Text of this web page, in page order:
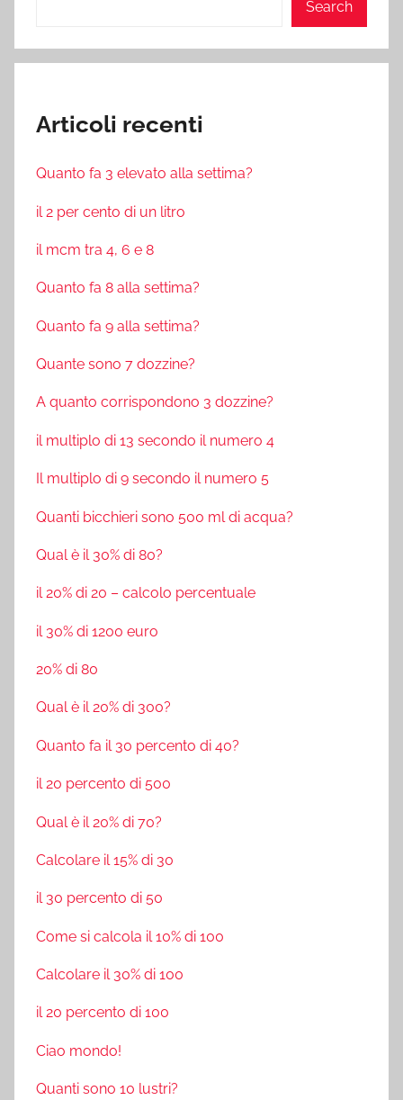
Search
Articoli recenti
Quanto fa 3 elevato alla settima?
il 2 per cento di un litro
il mcm tra 4, 6 e 8
Quanto fa 8 alla settima?
Quanto fa 9 alla settima?
Quante sono 7 dozzine?
A quanto corrispondono 3 dozzine?
il multiplo di 13 secondo il numero 4
Il multiplo di 9 secondo il numero 5
Quanti bicchieri sono 500 ml di acqua?
Qual è il 30% di 80?
il 20% di 20 – calcolo percentuale
il 30% di 1200 euro
20% di 80
Qual è il 20% di 300?
Quanto fa il 30 percento di 40?
il 20 percento di 500
Qual è il 20% di 70?
Calcolare il 15% di 30
il 30 percento di 50
Come si calcola il 10% di 100
Calcolare il 30% di 100
il 20 percento di 100
Ciao mondo!
Quanti sono 10 lustri?